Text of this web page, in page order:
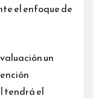
el enfoque de
un
tendrá el